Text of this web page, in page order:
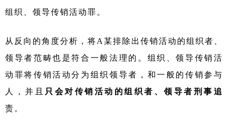
组织、领导传销活动罪。
从反向的角度分析，将A某排除出传销活动的组织者、
领导者范畴也是符合一般法理的。组织、领导传销活
动罪将传销活动分为组织领导者，和一般的传销参与
人，并且 只会对传销活动的组织者、领导者刑事追
责。